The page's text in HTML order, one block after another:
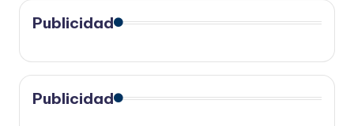
Publicidad
Publicidad